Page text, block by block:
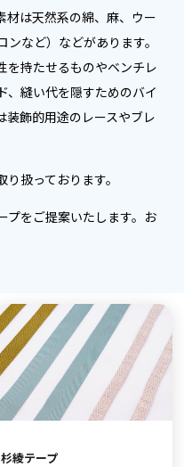
材は天然系の綿、麻、ウー
など）などがあります。
を持たせるものやベンチレ
、縫い代を隠すためのバイ
装飾的用途のレースやブレ
扱っております。
プをご提案いたします。お
杉綾テープ